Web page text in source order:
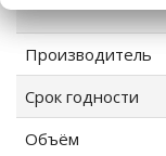
Производитель
Срок годности
Объём